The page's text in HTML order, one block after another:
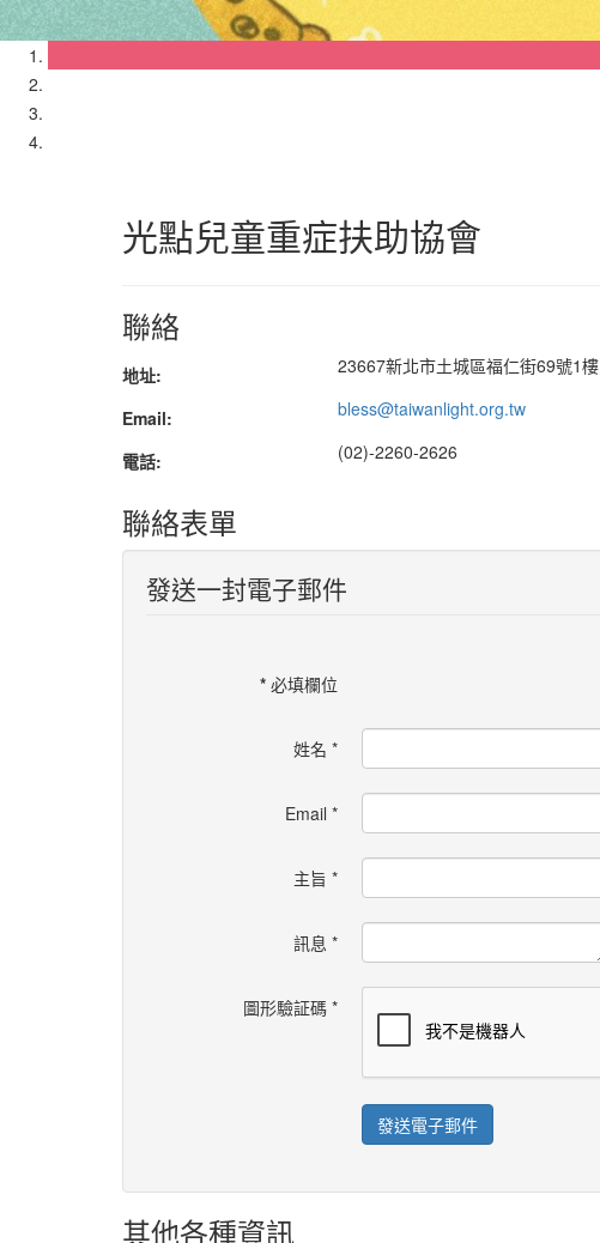
光點兒童重症扶助協會
聯絡
地址: 23667新北市土城區福仁街69號1樓
Email: bless@taiwanlight.org.tw
電話: (02)-2260-2626
聯絡表單
發送一封電子郵件
* 必填欄位
姓名 *
Email *
主旨 *
訊息 *
圖形驗証碼 *
發送電子郵件
其他各種資訊